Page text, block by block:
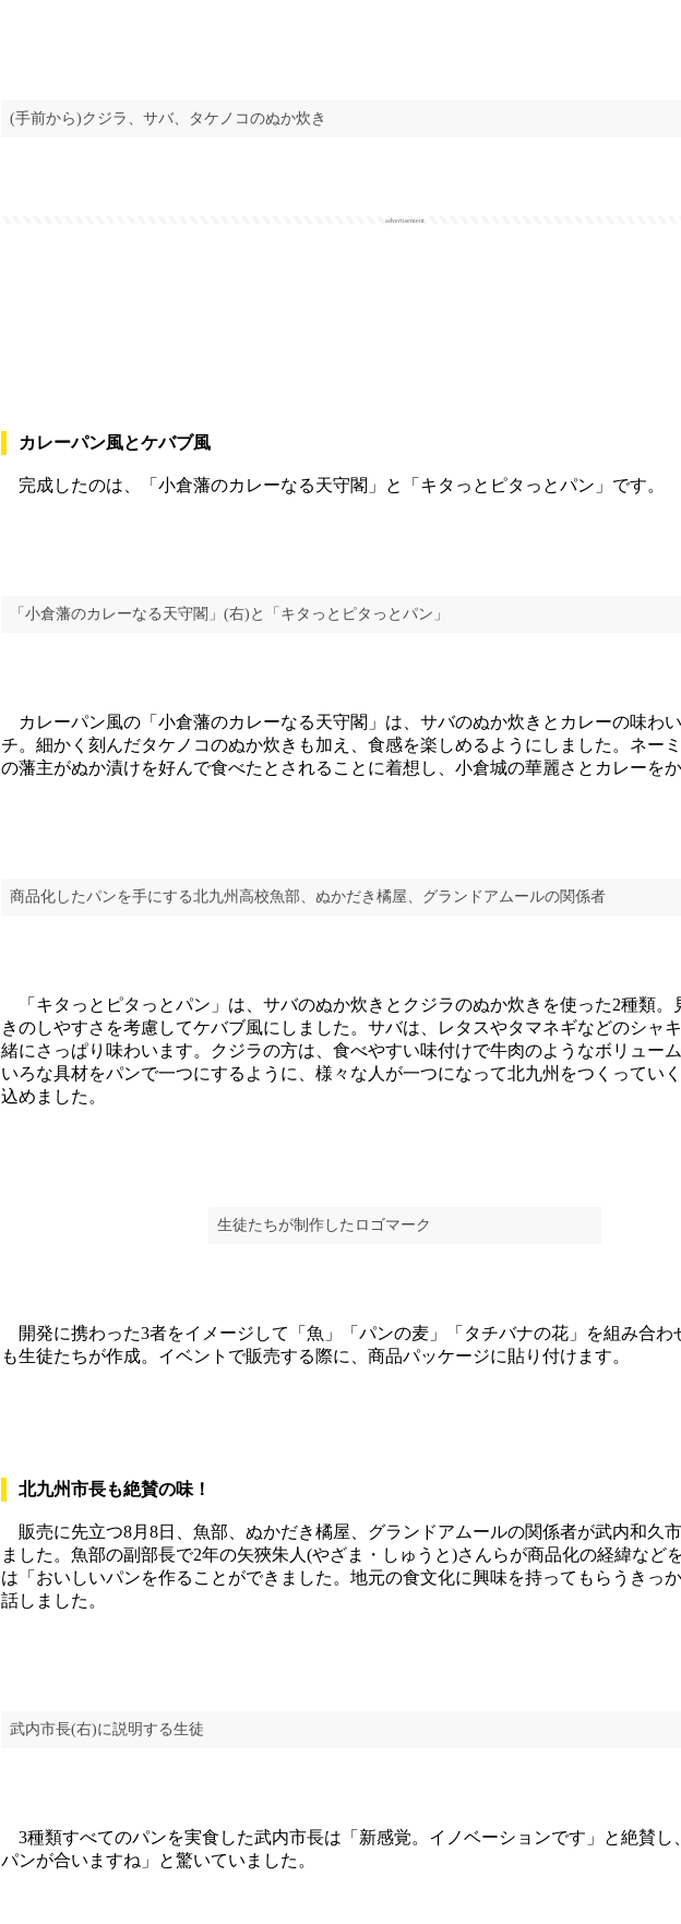
(手前から)クジラ、サバ、タケノコのぬか炊き
advertisement
カレーパン風とケバブ風
完成したのは、「小倉藩のカレーなる天守閣」と「キタっとピタっとパン」です。
「小倉藩のカレーなる天守閣」(右)と「キタっとピタっとパン」
カレーパン風の「小倉藩のカレーなる天守閣」は、サバのぬか炊きとカレーの味わ
チ。細かく刻んだタケノコのぬか炊きも加え、食感を楽しめるようにしました。ネー
の藩主がぬか漬けを好んで食べたとされることに着想し、小倉城の華麗さとカレーをか
商品化したパンを手にする北九州高校魚部、ぬかだき橘屋、グランドアムールの関係者
「キタっとピタっとパン」は、サバのぬか炊きとクジラのぬか炊きを使った2種類。
きのしやすさを考慮してケバブ風にしました。サバは、レタスやタマネギなどのシャ
緒にさっぱり味わいます。クジラの方は、食べやすい味付けで牛肉のようなボリュー
いろな具材をパンで一つにするように、様々な人が一つになって北九州をつくってい
込めました。
生徒たちが制作したロゴマーク
開発に携わった3者をイメージして「魚」「パンの麦」「タチバナの花」を組み合わ
も生徒たちが作成。イベントで販売する際に、商品パッケージに貼り付けます。
北九州市長も絶賛の味！
販売に先立つ8月8日、魚部、ぬかだき橘屋、グランドアムールの関係者が武内和久
ました。魚部の副部長で2年の矢狹朱人(やざま・しゅうと)さんらが商品化の経緯など
は「おいしいパンを作ることができました。地元の食文化に興味を持ってもらうきっ
話しました。
武内市長(右)に説明する生徒
3種類すべてのパンを実食した武内市長は「新感覚。イノベーションです」と絶賛し
パンが合いますね」と驚いていました。